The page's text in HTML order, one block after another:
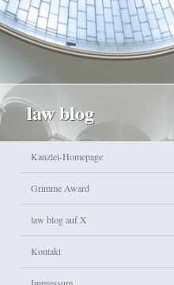
law blog
Zum Inhalt wechseln
Zum sekundären Inhalt wechseln
Kanzlei-Homepage
Grimme Award
law blog auf X
Kontakt